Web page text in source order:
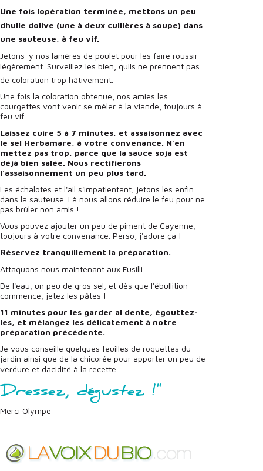
Une fois lopération terminée, mettons un peu
dhuile dolive (une à deux cuillères à soupe) dans
une sauteuse, à feu vif.
Jetons-y nos lanières de poulet pour les faire roussir
légèrement. Surveillez les bien, quils ne prennent pas
de coloration trop hâtivement.
Une fois la coloration obtenue, nos amies les
courgettes vont venir se mêler à la viande, toujours à
feu vif.
Laissez cuire 5 à 7 minutes, et assaisonnez avec
le sel Herbamare, à votre convenance. N'en
mettez pas trop, parce que la sauce soja est
déjà bien salée. Nous rectifierons
l'assaisonnement un peu plus tard.
Les échalotes et l'ail s'impatientant, jetons les enfin
dans la sauteuse. Là nous allons réduire le feu pour ne
pas brûler non amis !
Vous pouvez ajouter un peu de piment de Cayenne,
toujours à votre convenance. Perso, j'adore ça !
Réservez tranquillement la préparation.
Attaquons nous maintenant aux Fusilli.
De l'eau, un peu de gros sel, et dès que l'ébullition
commence, jetez les pâtes !
11 minutes pour les garder al dente, égouttez-
les, et mélangez les délicatement à notre
préparation précédente.
Je vous conseille quelques feuilles de roquettes du
jardin ainsi que de la chicorée pour apporter un peu de
verdure et dacidité à la recette.
Dressez, dégustez !"
Merci Olympe